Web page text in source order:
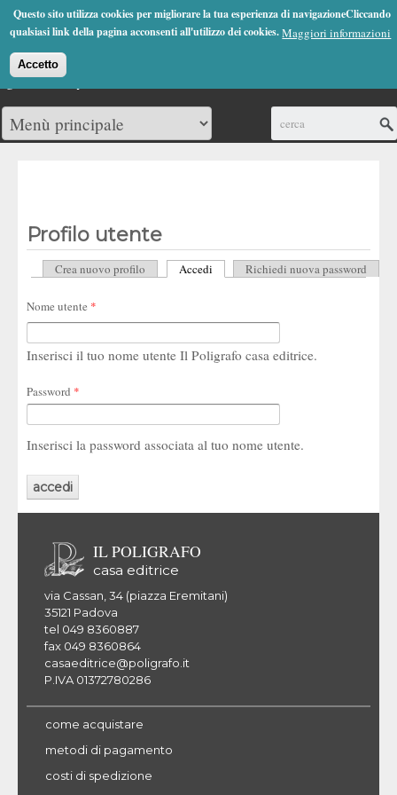
Questo sito utilizza cookies per migliorare la tua esperienza di navigazioneCliccando
qualsiasi link della pagina acconsenti all'utilizzo dei cookies.Maggiori informazioni
Accetto
Jump to Navigation
(0)
Profilo utente
Schede primarie
Crea nuovo profilo Accedi (scheda attiva)
Richiedi nuova password
Nome utente *
Inserisci il tuo nome utente Il Poligrafo casa editrice.
Password *
Inserisci la password associata al tuo nome utente.
IL POLIGRAFO
casa editrice
via Cassan, 34 (piazza Eremitani)
35121 Padova
tel 049 8360887
fax 049 8360864
casaeditrice@poligrafo.it
P.IVA 01372780286
come acquistare
metodi di pagamento
costi di spedizione